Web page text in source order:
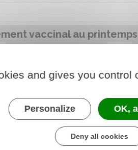
vaccinal au printemps
est recommandée au printemps
vise à protéger les personnes
and gives you control
Personalize OK,
Deny all cookies